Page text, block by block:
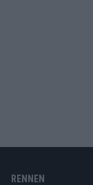
RENNEN